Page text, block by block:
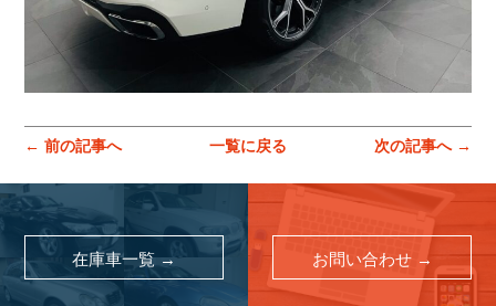
← 前の記事へ 一覧に戻る 次の記事へ →
在庫車一覧 → お問い合わせ →